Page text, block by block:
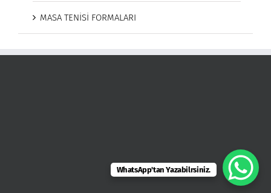
MASA TENİSİ FORMALARI
WhatsApp'tan Yazabilrsiniz.